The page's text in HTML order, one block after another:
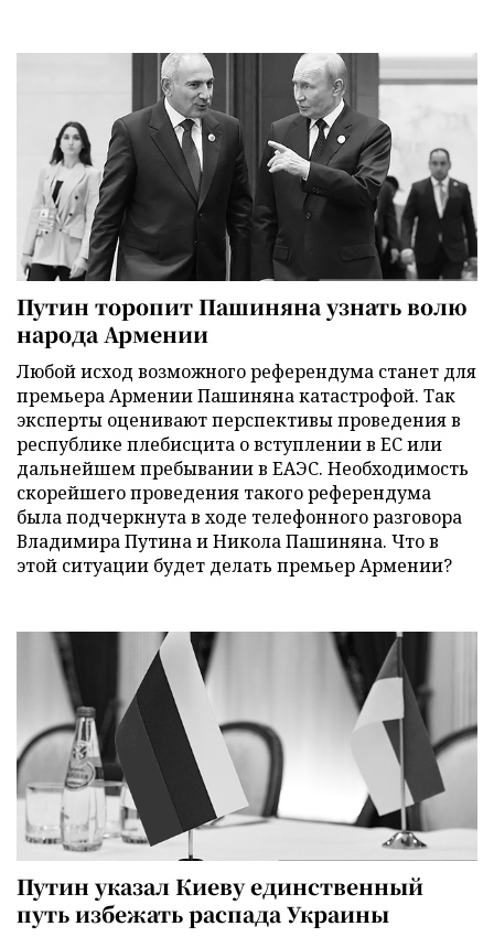
Путин торопит Пашиняна узнать волю
народа Армении
Любой исход возможного референдума станет для
премьера Армении Пашиняна катастрофой. Так
эксперты оценивают перспективы проведения в
республике плебисцита о вступлении в ЕС или
дальнейшем пребывании в ЕАЭС. Необходимость
скорейшего проведения такого референдума
была подчеркнута в ходе телефонного разговора
Владимира Путина и Никола Пашиняна. Что в
этой ситуации будет делать премьер Армении?
Путин указал Киеву единственный
путь избежать распада Украины